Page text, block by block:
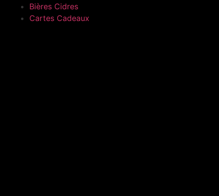
Bières Cidres
Cartes Cadeaux